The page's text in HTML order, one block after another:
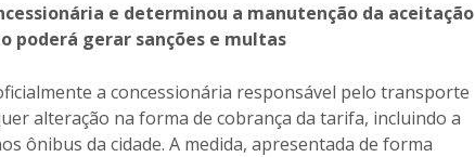
e determinou a manutenção da aceitação
poderá gerar sanções e multas
a concessionária responsável pelo transporte
alteração na forma de cobrança da tarifa, incluindo a
ônibus da cidade. A medida, apresentada de forma